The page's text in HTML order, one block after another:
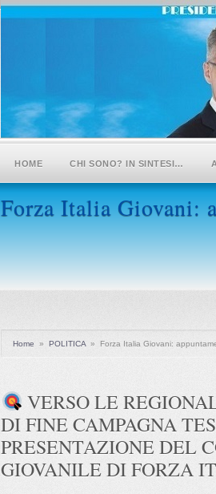
HOME CHI SONO? IN SINTESI…
Forza Italia Giovani:
Home » POLITICA » Forza Italia Giovani:
VERSO LE
DI FINE CAMPAGNA
PRESENTAZIONE DEL
GIOVANILE DI FORZA